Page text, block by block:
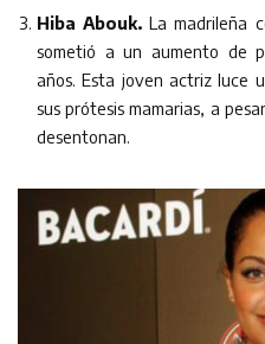
Hiba Abouk.La madrileña
sometió a un aumento de
años. Esta joven actriz luce
sus prótesis mamarias, a
desentonan.